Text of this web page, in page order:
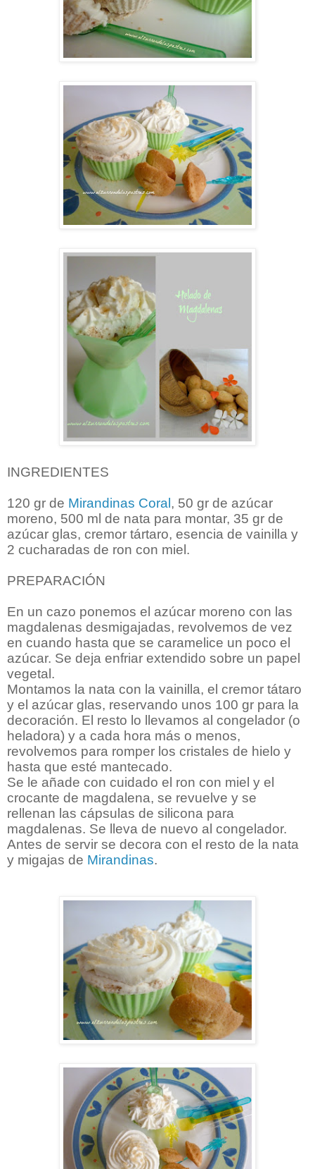
INGREDIENTES
120 gr de Mirandinas Coral , 50 gr de azúcar
moreno, 500 ml de nata para montar, 35 gr de
azúcar glas, cremor tártaro, esencia de vainilla y
2 cucharadas de ron con miel.
PREPARACIÓN
En un cazo ponemos el azúcar moreno con las
magdalenas desmigajadas, revolvemos de vez
en cuando hasta que se caramelice un poco el
azúcar. Se deja enfriar extendido sobre un papel
vegetal.
Montamos la nata con la vainilla, el cremor tátaro
y el azúcar glas, reservando unos 100 gr para la
decoración. El resto lo llevamos al congelador (o
heladora) y a cada hora más o menos,
revolvemos para romper los cristales de hielo y
hasta que esté mantecado.
Se le añade con cuidado el ron con miel y el
crocante de magdalena, se revuelve y se
rellenan las cápsulas de silicona para
magdalenas. Se lleva de nuevo al congelador.
Antes de servir se decora con el resto de la nata
y migajas de Mirandinas.